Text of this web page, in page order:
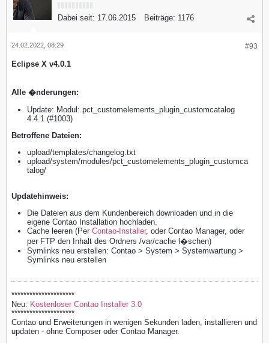
Dabei seit: 17.06.2015 Beiträge: 1176
#93
24.02.2022, 08:29
Eclipse X v4.0.1
Alle �nderungen:
Update: Modul: pct_customelements_plugin_customcatalog
4.4.1 (#1003)
​Betroffene Dateien:
upload/templates/changelog.txt
upload/system/modules/pct_customelements_plugin_customca
talog/
Updatehinweis:
Die Dateien aus dem Kundenbereich downloaden und in die
eigene Contao Installation hochladen.
Cache leeren (Per Contao-Installer, oder Contao Manager, oder
per FTP den Inhalt des Ordners /var/cache l�schen)
Symlinks neu erstellen: Contao > System > Systemwartung >
Symlinks neu erstellen
*********************
Neu: Kostenloser Contao Installer 3.0
*********************
Contao und Erweiterungen in wenigen Sekunden laden, installieren und
updaten - ohne Composer oder Contao Manager.